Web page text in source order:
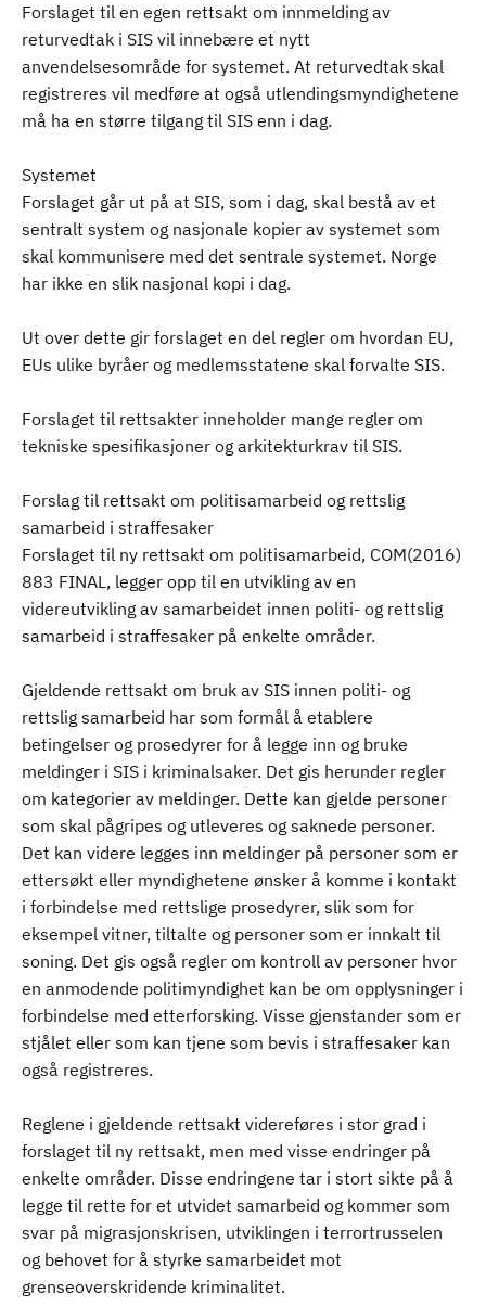
Forslaget til en egen rettsakt om innmelding av
returvedtak i SIS vil innebære et nytt
anvendelsesområde for systemet. At returvedtak skal
registreres vil medføre at også utlendingsmyndighetene
må ha en større tilgang til SIS enn i dag.
Systemet
Forslaget går ut på at SIS, som i dag, skal bestå av et
sentralt system og nasjonale kopier av systemet som
skal kommunisere med det sentrale systemet. Norge
har ikke en slik nasjonal kopi i dag.
Ut over dette gir forslaget en del regler om hvordan EU,
EUs ulike byråer og medlemsstatene skal forvalte SIS.
Forslaget til rettsakter inneholder mange regler om
tekniske spesifikasjoner og arkitekturkrav til SIS.
Forslag til rettsakt om politisamarbeid og rettslig
samarbeid i straffesaker
Forslaget til ny rettsakt om politisamarbeid, COM(2016)
883 FINAL, legger opp til en utvikling av en
videreutvikling av samarbeidet innen politi- og rettslig
samarbeid i straffesaker på enkelte områder.
Gjeldende rettsakt om bruk av SIS innen politi- og
rettslig samarbeid har som formål å etablere
betingelser og prosedyrer for å legge inn og bruke
meldinger i SIS i kriminalsaker. Det gis herunder regler
om kategorier av meldinger. Dette kan gjelde personer
som skal pågripes og utleveres og saknede personer.
Det kan videre legges inn meldinger på personer som er
ettersøkt eller myndighetene ønsker å komme i kontakt
i forbindelse med rettslige prosedyrer, slik som for
eksempel vitner, tiltalte og personer som er innkalt til
soning. Det gis også regler om kontroll av personer hvor
en anmodende politimyndighet kan be om opplysninger i
forbindelse med etterforsking. Visse gjenstander som er
stjålet eller som kan tjene som bevis i straffesaker kan
også registreres.
Reglene i gjeldende rettsakt videreføres i stor grad i
forslaget til ny rettsakt, men med visse endringer på
enkelte områder. Disse endringene tar i stort sikte på å
legge til rette for et utvidet samarbeid og kommer som
svar på migrasjonskrisen, utviklingen i terrortrusselen
og behovet for å styrke samarbeidet mot
grenseoverskridende kriminalitet.